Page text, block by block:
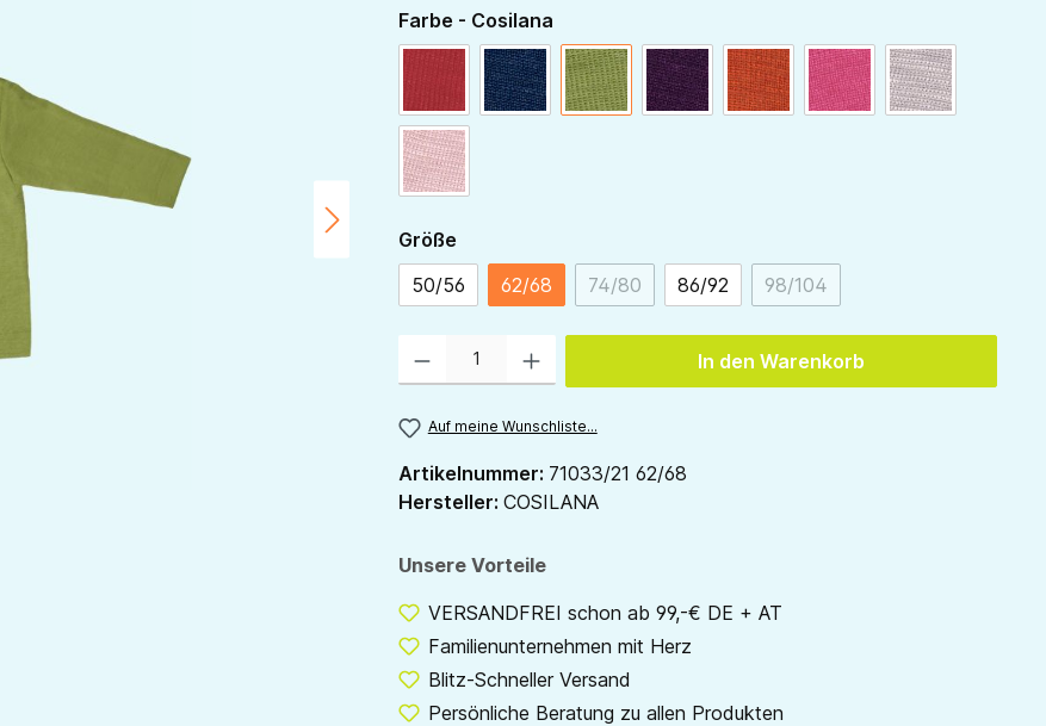
Farbe - Cosilanaauswählen
marine grün pflaume orange pink grau
rose
Größeauswählen
50/56
62/68 74/80(Diese Option ist zurzeit nicht verfügbar.)
86/92 98/104(Diese Option ist zurzeit nicht
In den Warenkorb
Auf meine Wunschliste...
Artikelnummer: 71033/21 62/68
Hersteller: COSILANA
Unsere Vorteile
VERSANDFREI schon ab 99,-€ DE + AT
Familienunternehmen mit Herz
Blitz-Schneller Versand
Persönliche Beratung zu allen Produkten